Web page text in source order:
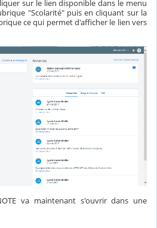
sur le lien disponible dans le menu
"Scolarité" puis en cliquant sur la
ce qui permet d'afficher le lien vers
va maintenant s'ouvrir dans une